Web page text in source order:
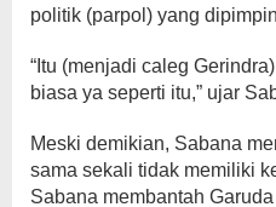
politik (parpol) yang
“Itu (menjadi caleg
biasa ya seperti itu,” ujar
Meski demikian, Sabana
sama sekali tidak memiliki
Sabana membantah